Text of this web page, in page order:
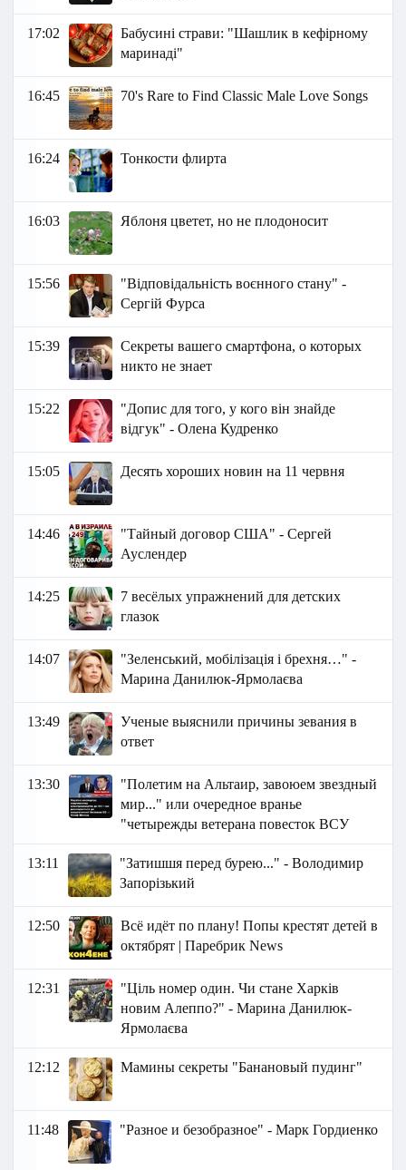
17:02
Бабусині страви: "Шашлик в кефірному
маринаді"
16:45 70's Rare to Find Classic Male Love Songs
16:24 Тонкости флирта
16:03 Яблоня цветет, но не плодоносит
15:56
"Відповідальність воєнного стану" -
Сергій Фурса
15:39
Секреты вашего смартфона, о которых
никто не знает
15:22
"Допис для того, у кого він знайде
відгук" - Олена Кудренко
15:05 Десять хороших новин на 11 червня
14:46
"Тайный договор США" - Сергей
Ауслендер
14:25
7 весёлых упражнений для детских
глазок
14:07
"Зеленський, мобілізація і брехня…" -
Марина Данилюк-Ярмолаєва
13:49
Ученые выяснили причины зевания в
ответ
13:30
"Полетим на Альтаир, завоюем звездный
мир..." или очередное вранье
"четырежды ветерана повесток ВСУ
13:11
"Затишшя перед бурею..." - Володимир
Запорізький
12:50
Всё идёт по плану! Попы крестят детей в
октябрят | Паребрик News
12:31
"Ціль номер один. Чи стане Харків
новим Алеппо?" - Марина Данилюк-
Ярмолаєва
12:12 Мамины секреты "Банановый пудинг"
11:48 "Разное и безобразное" - Марк Гордиенко